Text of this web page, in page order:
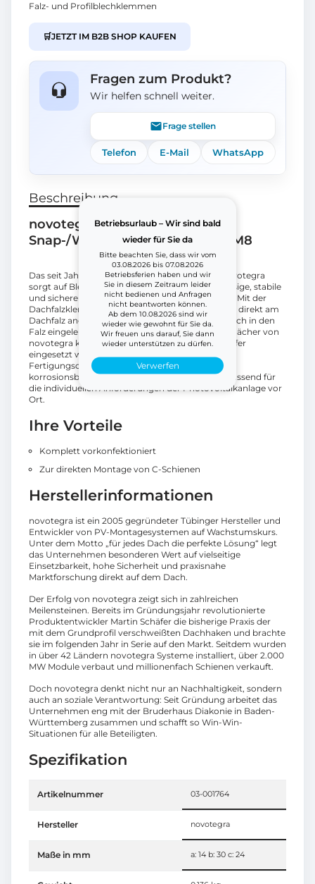
Betriebsurlaub – Wir sind bald
wieder für Sie da
Bitte beachten Sie, dass wir vom
03.08.2026 bis 07.08.2026
Betriebsferien haben und wir
Sie in diesem Zeitraum leider
nicht bedienen und Anfragen
nicht beantworten können.
Ab dem 10.08.2026 sind wir
wieder wie gewohnt für Sie da.
Wir freuen uns darauf, Sie dann
wieder unterstützen zu dürfen.
Verwerfen
Falz- und Profilblechklemmen
🛒JETZT IM B2B SHOP KAUFEN
Fragen zum Produkt?
Wir helfen schnell weiter.
Frage stellen
Telefon E-Mail WhatsApp
Beschreibung
novotegra 03-001764
Snap-/Winkelfalzklemmen-Set M8
Das seit Jahren bewährte Klemmsystem von novotegra
sorgt auf Blechfalzdächern für eine sehr zuverlässige, stabile
und sichere Befestigung der Photovoltaikanlage. Mit der
Dachfalzklemmtechnik wird das Montagesystem direkt am
Dachfalz angebunden: Die Last wird dabei zentrisch in den
Falz eingeleitet. Das Klemmsystem für Blechfalzdächer von
novotegra kann auch für Stehfalzdächer aus Kupfer
eingesetzt werden. Es bietet Ihnen eine hohe
Fertigungsqualität sowie langlebige und
korrosionsbeständige Komponenten – perfekt passend für
die individuellen Anforderungen der Photovoltaikanlage vor
Ort.
Ihre Vorteile
Komplett vorkonfektioniert
Zur direkten Montage von C-Schienen
Herstellerinformationen
novotegra ist ein 2005 gegründeter Tübinger Hersteller und
Entwickler von PV-Montagesystemen auf Wachstumskurs.
Unter dem Motto „für jedes Dach die perfekte Lösung“ legt
das Unternehmen besonderen Wert auf vielseitige
Einsetzbarkeit, hohe Sicherheit und praxisnahe
Marktforschung direkt auf dem Dach.
Der Erfolg von novotegra zeigt sich in zahlreichen
Meilensteinen. Bereits im Gründungsjahr revolutionierte
Produktentwickler Martin Schäfer die bisherige Praxis der
mit dem Grundprofil verschweißten Dachhaken und brachte
sie im folgenden Jahr in Serie auf den Markt. Seitdem wurden
in über 42 Ländern novotegra Systeme installiert, über 2.000
MW Module verbaut und millionenfach Schienen verkauft.
Doch novotegra denkt nicht nur an Nachhaltigkeit, sondern
auch an soziale Verantwortung: Seit Gründung arbeitet das
Unternehmen eng mit der Bruderhaus Diakonie in Baden-
Württemberg zusammen und schafft so Win-Win-
Situationen für alle Beteiligten.
Spezifikation
Artikelnummer 03-001764
Hersteller novotegra
Maße in mm a: 14 b: 30 c: 24